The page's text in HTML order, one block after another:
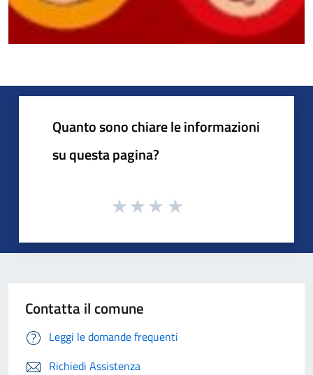
Quanto sono chiare le informazioni
su questa pagina?
Contatta il comune
Leggi le domande frequenti
Richiedi Assistenza